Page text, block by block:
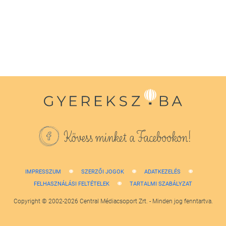
Kövess minket a Facebookon!
IMPRESSZUM SZERZŐI JOGOK
ADATKEZELÉS
FELHASZNÁLÁSI FELTÉTELEK
TARTALMI SZABÁLYZAT
Copyright © 2002-2026 Central Médiacsoport Zrt. - Minden jog fenntartva.